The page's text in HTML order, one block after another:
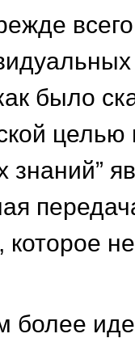
было
целью
которое
более